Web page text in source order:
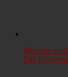
Wissen
Der